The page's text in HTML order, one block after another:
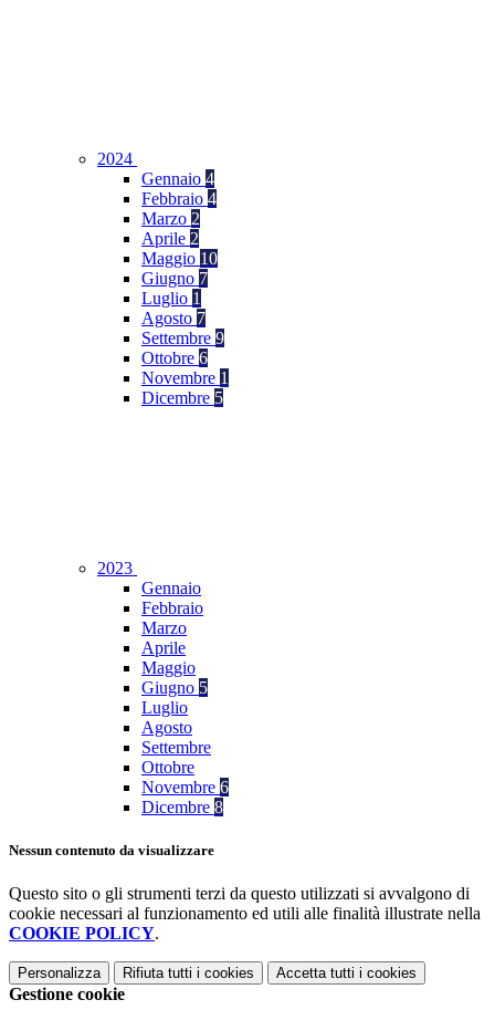
2024
Gennaio 4
Febbraio 4
Marzo 2
Aprile 2
Maggio 10
Giugno 7
Luglio 1
Agosto 7
Settembre 9
Ottobre 6
Novembre 1
Dicembre 5
2023
Gennaio
Febbraio
Marzo
Aprile
Maggio
Giugno 5
Luglio
Agosto
Settembre
Ottobre
Novembre 6
Dicembre 8
Nessun contenuto da visualizzare
Questo sito o gli strumenti terzi da questo utilizzati si avvalgono di
cookie necessari al funzionamento ed utili alle finalità illustrate nella
COOKIE POLICY.
Personalizza Rifiuta tutti i cookies Accetta tutti i cookies
Gestione cookie